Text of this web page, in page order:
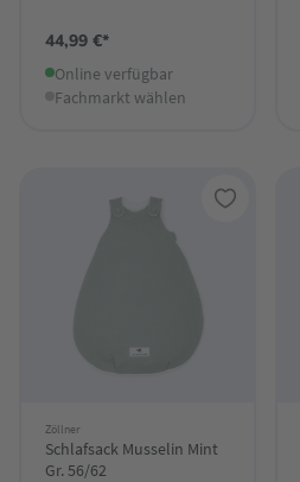
44,99 €*
Online verfügbar
Fachmarkt wählen
Zöllner
Schlafsack Musselin Mint
Gr. 56/62